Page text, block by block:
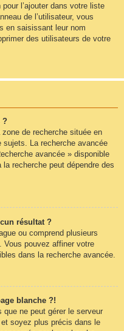
l’ajouter dans votre liste
de l’utilisateur, vous
en saisissant leur nom
des utilisateurs de votre
?
de recherche située en
sujets. La recherche avancée
avancée » disponible
recherche peut dépendre des
résultat ?
ou comprend plusieurs
Vous pouvez affiner votre
dans la recherche avancée.
blanche ?!
ne peut gérer le serveur
soyez plus précis dans le